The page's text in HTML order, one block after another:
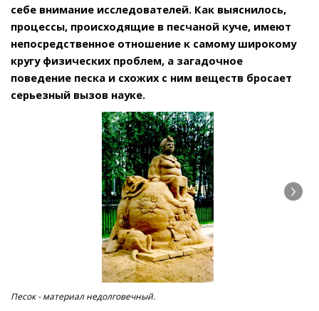
себе внимание исследователей. Как выяснилось,
процессы, происходящие в песчаной куче, имеют
непосредственное отношение к самому широкому
кругу физических проблем, а загадочное
поведение песка и схожих с ним веществ бросает
серьезный вызов науке.
Песок - материал недолговечный.